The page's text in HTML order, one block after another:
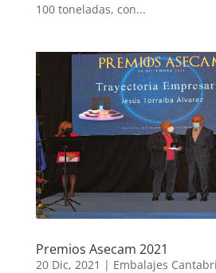
100 toneladas, con...
Premios Asecam 2021
20 Dic, 2021 | Embalajes